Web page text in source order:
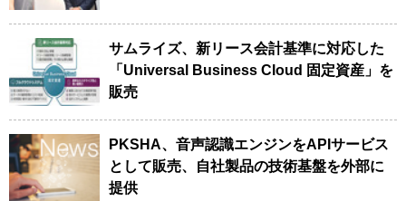
サムライズ、新リース会計基準に対応した
「Universal Business Cloud 固定資産」を
販売
PKSHA、音声認識エンジンをAPIサービス
として販売、自社製品の技術基盤を外部に
提供